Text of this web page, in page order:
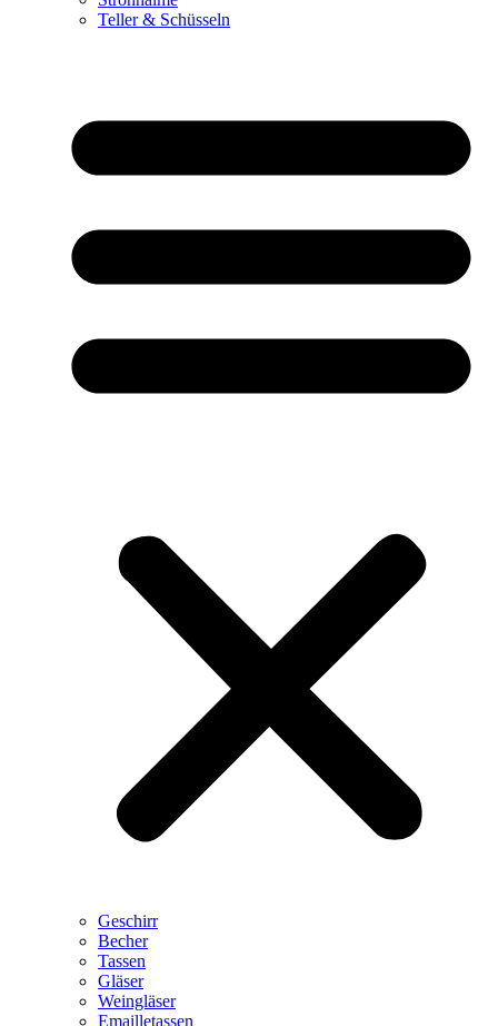
Teller & Schüsseln
Geschirr
Becher
Tassen
Gläser
Weingläser
Emailletassen